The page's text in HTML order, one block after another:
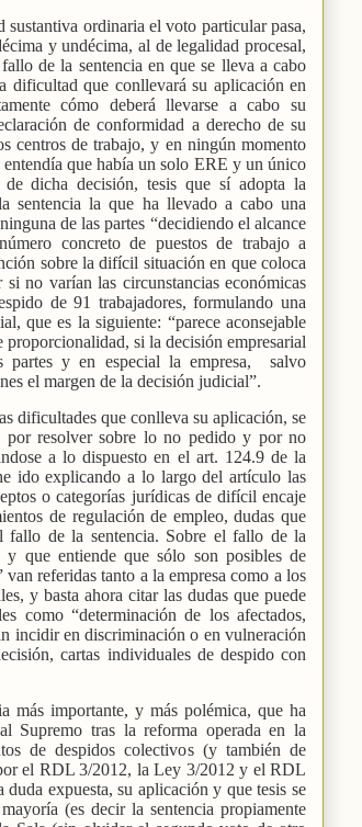
ordinaria el voto particular pasa,
y undécima, al de legalidad procesal,
de la sentencia en que se lleva a cabo
dificultad que conllevará su aplicación en
cómo deberá llevarse a cabo su
de conformidad a derecho de su
centros de trabajo, y en ningún momento
que había un solo ERE y un único
dicha decisión, tesis que sí adopta la
sentencia la que ha llevado a cabo una
de las partes “decidiendo el alcance
concreto de puestos de trabajo a
sobre la difícil situación en que coloca
no varían las circunstancias económicas
de 91 trabajadores, formulando una
que es la siguiente: “parece aconsejable
si la decisión empresarial
partes y en especial la empresa,
salvo
el margen de la decisión judicial”.
dificultades que conlleva su aplicación, se
por resolver sobre lo no pedido y por no
a lo dispuesto en el art. 124.9 de la
ido explicando a lo largo del artículo las
o categorías jurídicas de difícil encaje
de regulación de empleo, dudas que
fallo de la sentencia. Sobre el fallo de la
que entiende que sólo son posibles de
referidas tanto a la empresa como a los
y basta ahora citar las dudas que puede
como “determinación de los afectados,
incidir en discriminación o en vulneración
cartas individuales de despido con
más importante, y más polémica, que ha
Supremo tras la reforma operada en la
de despidos colectivos (y también de
el RDL 3/2012, la Ley 3/2012 y el RDL
expuesta, su aplicación y que tesis se
(es decir la sentencia propiamente